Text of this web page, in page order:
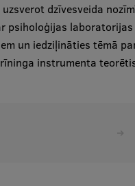
dzīvesveida
psiholoģijas laboratorijas
un iedziļināties tēmā
instrumenta